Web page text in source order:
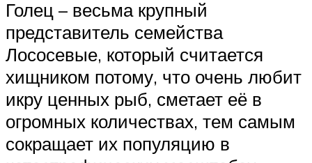
Голец – весьма крупный
представитель семейства
Лососевые, который считается
хищником потому, что очень любит
икру ценных рыб, сметает её в
огромных количествах, тем самым
сокращает их популяцию в